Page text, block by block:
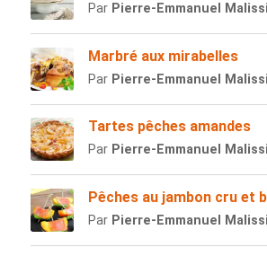
Par Pierre-Emmanuel
Marbré aux mirabelles
Par Pierre-Emmanuel
Tartes pêches amandes
Par Pierre-Emmanuel
Pêches au jambon cru et
Par Pierre-Emmanuel